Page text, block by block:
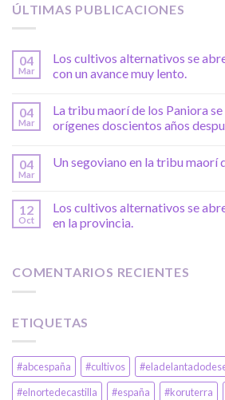
ÚLTIMAS PUBLICACIONES
04
Mar
Los cultivos alternativos se
con un avance muy lento.
04
Mar
La tribu maorí de los Paniora se
orígenes doscientos años
04
Mar
Un segoviano en la tribu maorí
12
Oct
Los cultivos alternativos se
en la provincia.
COMENTARIOS RECIENTES
ETIQUETAS
#abcespaña #cultivos
#elnortedecastilla
#españa #koruterra